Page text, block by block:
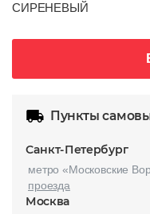
СИРЕНЕВЫЙ
Пункты
Санкт-Петербург
метро «Московские
проезда
Москва